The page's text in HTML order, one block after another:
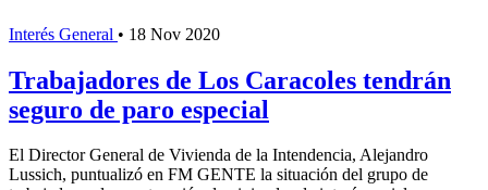
Interés General • 18 Nov 2020
Trabajadores de Los Caracoles tendrán
seguro de paro especial
El Director General de Vivienda de la Intendencia, Alejandro
Lussich, puntualizó en FM GENTE la situación del grupo de